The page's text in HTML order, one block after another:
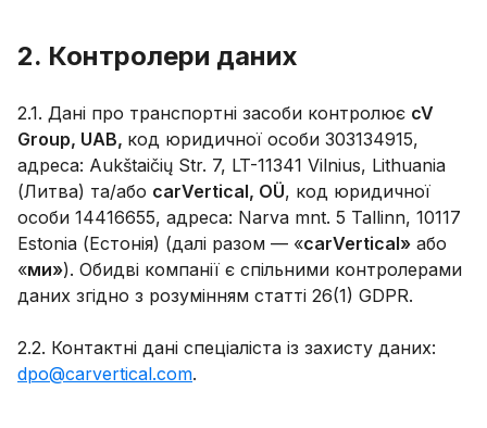
2. Контролери даних
2.1. Дані про транспортні засоби контролює cV
Group, UAB, код юридичної особи 303134915,
адреса: Aukštaičių Str. 7, LT-11341 Vilnius, Lithuania
(Литва) та/або carVertical, OÜ, код юридичної
особи 14416655, адреса: Narva mnt. 5 Tallinn, 10117
Estonia (Естонія) (далі разом — «carVertical» або
«ми»). Обидві компанії є спільними контролерами
даних згідно з розумінням статті 26(1) GDPR.
2.2. Контактні дані спеціаліста із захисту даних:
dpo@carvertical.com.